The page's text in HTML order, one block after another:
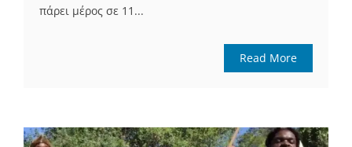
πάρει μέρος σε 11...
Read More